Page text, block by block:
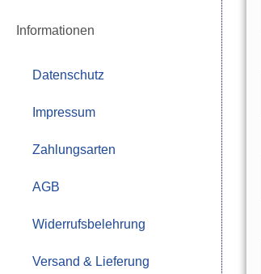
Informationen
Datenschutz
Impressum
Zahlungsarten
AGB
Widerrufsbelehrung
Versand & Lieferung